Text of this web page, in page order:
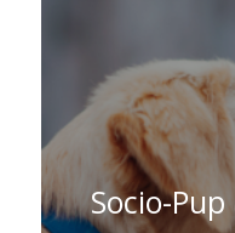
Socio-